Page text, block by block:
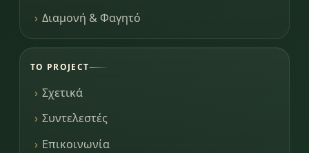
Διαμονή & Φαγητό
ΤΟ PROJECT
Σχετικά
Συντελεστές
Επικοινωνία